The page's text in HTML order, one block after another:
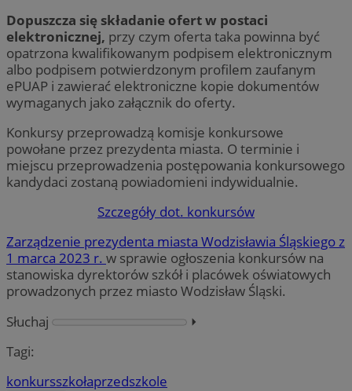
Dopuszcza się składanie ofert w postaci
elektronicznej, przy czym oferta taka powinna być
opatrzona kwalifikowanym podpisem elektronicznym
albo podpisem potwierdzonym profilem zaufanym
ePUAP i zawierać elektroniczne kopie dokumentów
wymaganych jako załącznik do oferty.
Konkursy przeprowadzą komisje konkursowe
powołane przez prezydenta miasta. O terminie i
miejscu przeprowadzenia postępowania konkursowego
kandydaci zostaną powiadomieni indywidualnie.
Szczegóły dot. konkursów
Zarządzenie prezydenta miasta Wodzisławia Śląskiego z
1 marca 2023 r. w sprawie ogłoszenia konkursów na
stanowiska dyrektorów szkół i placówek oświatowych
prowadzonych przez miasto Wodzisław Śląski.
Słuchaj
⏵︎
Tagi:
konkursszkołaprzedszkole